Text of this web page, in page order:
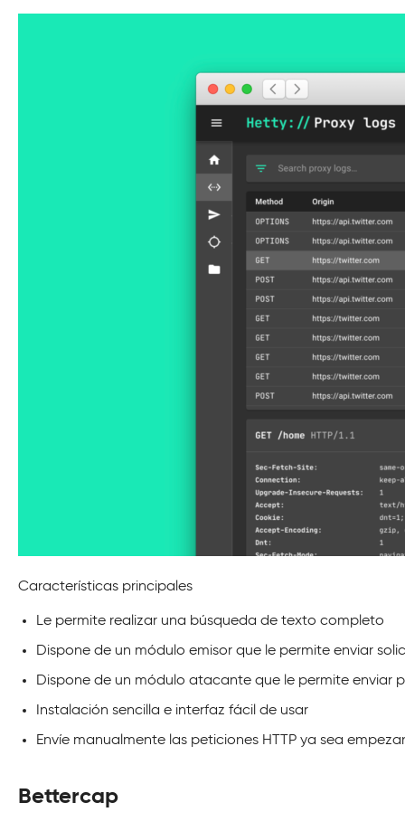
Características principales
Le permite realizar una búsqueda de texto completo
Dispone de un módulo emisor que le permite enviar
Dispone de un módulo atacante que le permite enviar
Instalación sencilla e interfaz fácil de usar
Envíe manualmente las peticiones HTTP ya sea
Bettercap